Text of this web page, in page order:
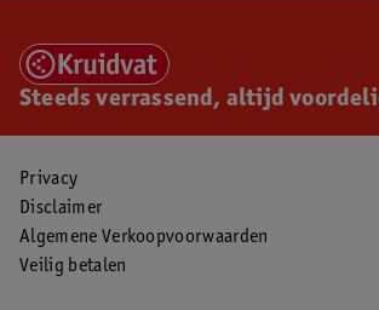
Steeds verrassend, altijd
Privacy
Disclaimer
Algemene Verkoopvoorwaarden
Veilig betalen